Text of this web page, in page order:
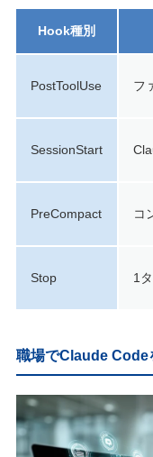
Hook種別
PostToolUse フ
SessionStart
PreCompact コ
Stop 1
職場でClaude Code